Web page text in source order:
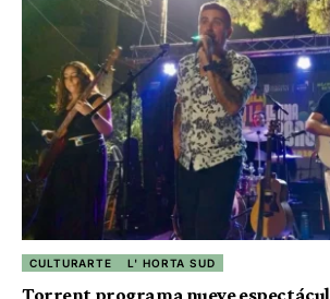
CULTURARTE L' HORTA SUD